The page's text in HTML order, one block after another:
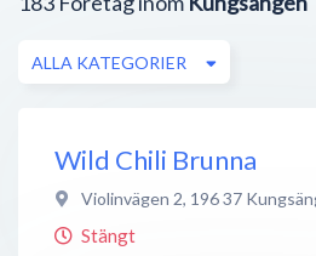
ALLA KATEGORIER
Wild Chili Brunna
Violinvägen 2, 196 37
Stängt